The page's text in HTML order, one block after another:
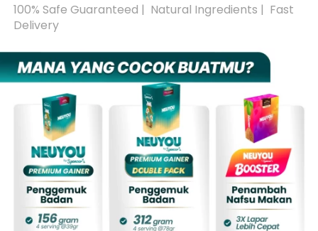
100% Safe Guaranteed |  Natural Ingredients |  Fast
Delivery